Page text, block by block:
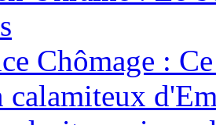
Chômage :
calamiteux